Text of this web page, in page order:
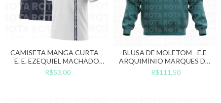
CAMISETA MANGA CURTA -
E. E. EZEQUIEL MACHADO
NASCIMENTO
R$53,00
BLUSA DE MOLETOM - E.E
ARQUIMÍNIO MARQUES DA
SILVA
R$111,50